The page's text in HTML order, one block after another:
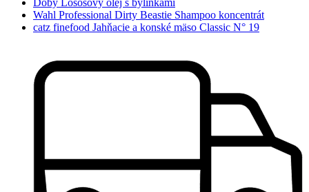
Doby Lososový olej s bylinkami
Wahl Professional Dirty Beastie Shampoo koncentrát
catz finefood Jahňacie a konské mäso Classic N° 19